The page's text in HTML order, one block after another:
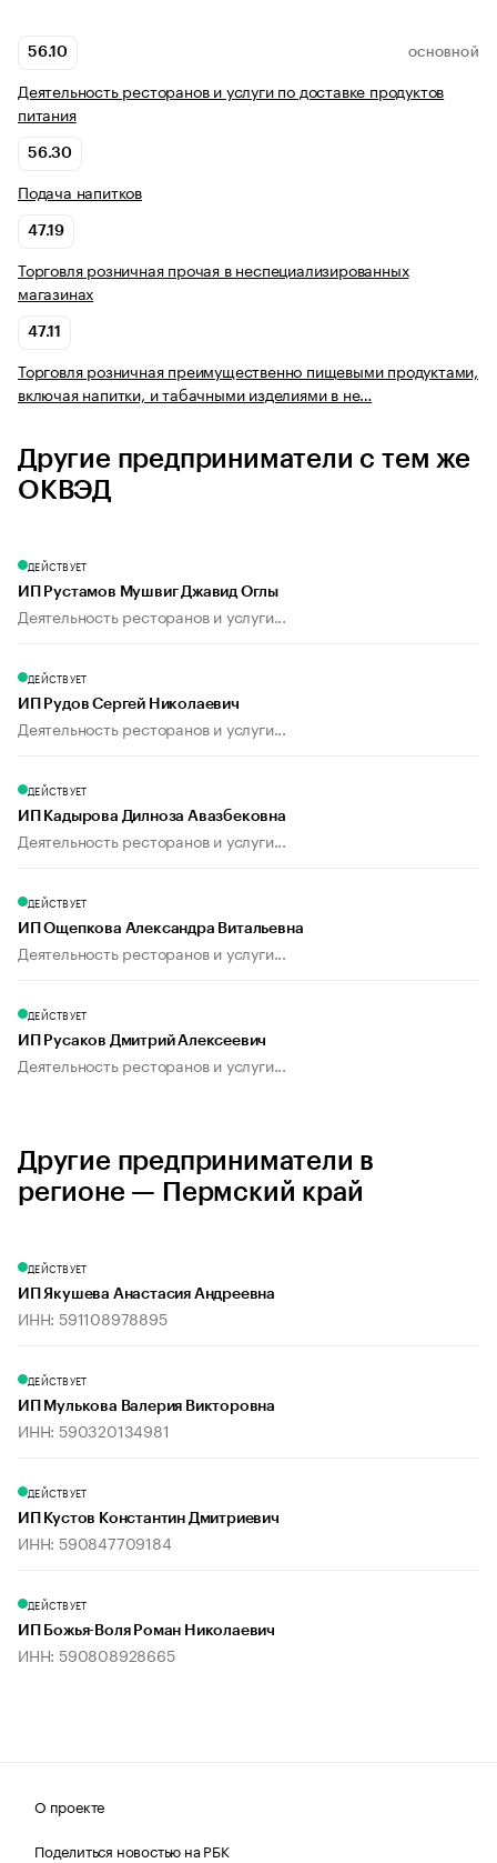
56.10 ОСНОВНОЙ
Деятельность ресторанов и услуги по доставке продуктов
питания
56.30
Подача напитков
47.19
Торговля розничная прочая в неспециализированных
магазинах
47.11
Торговля розничная преимущественно пищевыми продуктами,
включая напитки, и табачными изделиями в не…
Другие предприниматели с тем же
ОКВЭД
ДЕЙСТВУЕТ
ИП Рустамов Мушвиг Джавид Оглы
Деятельность ресторанов и услуги...
ДЕЙСТВУЕТ
ИП Рудов Сергей Николаевич
Деятельность ресторанов и услуги...
ДЕЙСТВУЕТ
ИП Кадырова Дилноза Авазбековна
Деятельность ресторанов и услуги...
ДЕЙСТВУЕТ
ИП Ощепкова Александра Витальевна
Деятельность ресторанов и услуги...
ДЕЙСТВУЕТ
ИП Русаков Дмитрий Алексеевич
Деятельность ресторанов и услуги...
Другие предприниматели в
регионе — Пермский край
ДЕЙСТВУЕТ
ИП Якушева Анастасия Андреевна
ИНН: 591108978895
ДЕЙСТВУЕТ
ИП Мулькова Валерия Викторовна
ИНН: 590320134981
ДЕЙСТВУЕТ
ИП Кустов Константин Дмитриевич
ИНН: 590847709184
ДЕЙСТВУЕТ
ИП Божья-Воля Роман Николаевич
ИНН: 590808928665
О проекте
Поделиться новостью на РБК